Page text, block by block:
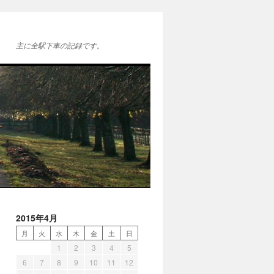
主に全駅下車の記録です。
2015年4月
月 火 水 木 金 土 日
1 2 3 4
5
6
7 8 9 10 11
12